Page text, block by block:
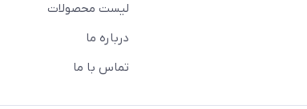
لیست محصولات
درباره ما
تماس با ما